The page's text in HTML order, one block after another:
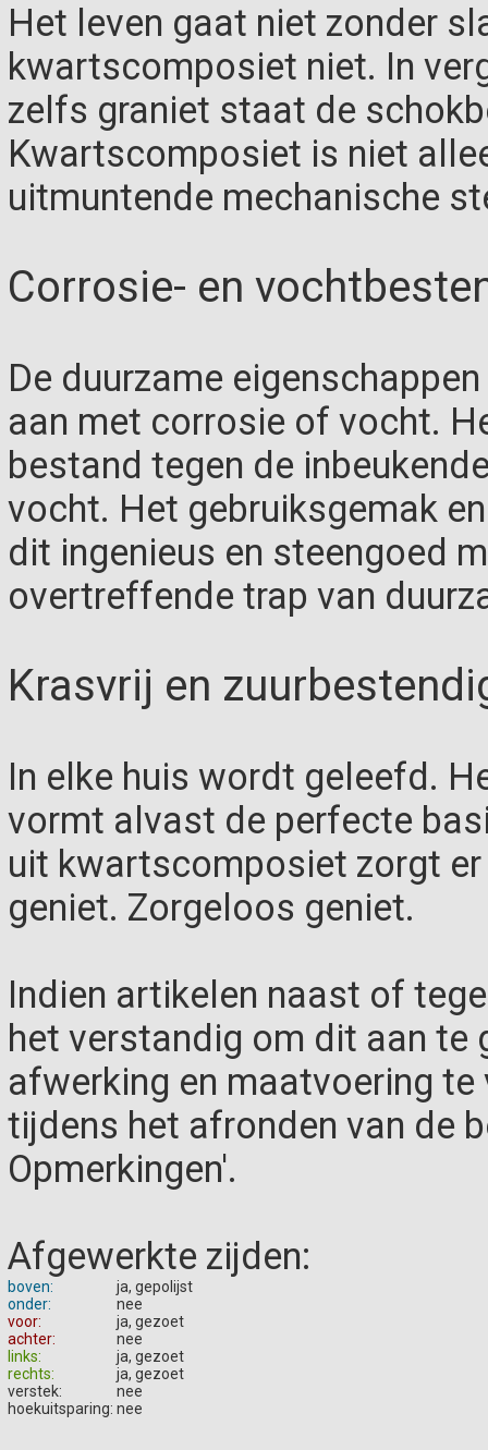
Het leven gaat niet zonder
kwartscomposiet niet. In
zelfs graniet staat de
Kwartscomposiet is niet
uitmuntende mechanische
Corrosie- en
De duurzame
aan met corrosie of vocht.
bestand tegen de
vocht. Het gebruiksgemak
dit ingenieus en steengoed
overtreffende trap van
Krasvrij en
In elke huis wordt geleefd.
vormt alvast de perfecte
uit kwartscomposiet zorgt
geniet. Zorgeloos geniet.
Indien artikelen naast of
het verstandig om dit aan te
afwerking en maatvoering
tijdens het afronden van de
Opmerkingen'.
Afgewerkte zijden:
boven:
ja, gepolijst
onder:
nee
voor:
ja, gezoet
achter:
nee
links:
ja, gezoet
rechts:
ja, gezoet
verstek:
nee
hoekuitsparing: nee